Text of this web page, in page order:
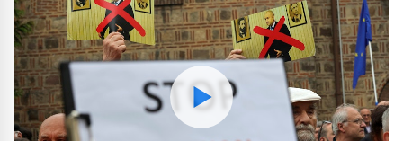
Watch